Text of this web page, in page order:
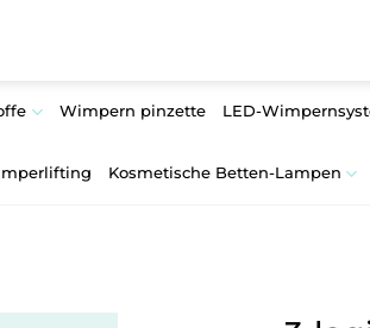
Wimpern pinzette LED-
Kosmetische Betten-Lampen